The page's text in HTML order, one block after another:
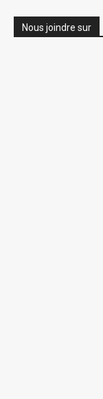
Nous joindre sur